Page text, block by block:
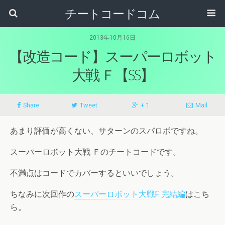
チートコードコム
2013年10月16日
【改造コード】スーパーロボット
大戦 Ｆ【SS】
Share Tweet + 1 Mail
あまり評価が高くない、サターンのスパロボですね。
スーパーロボット大戦 Ｆのチートコードです。
不満点はコードでカバーするといいでしょう。
ちなみに次回作のスーパーロボット大戦F 完結編はこち
ら。